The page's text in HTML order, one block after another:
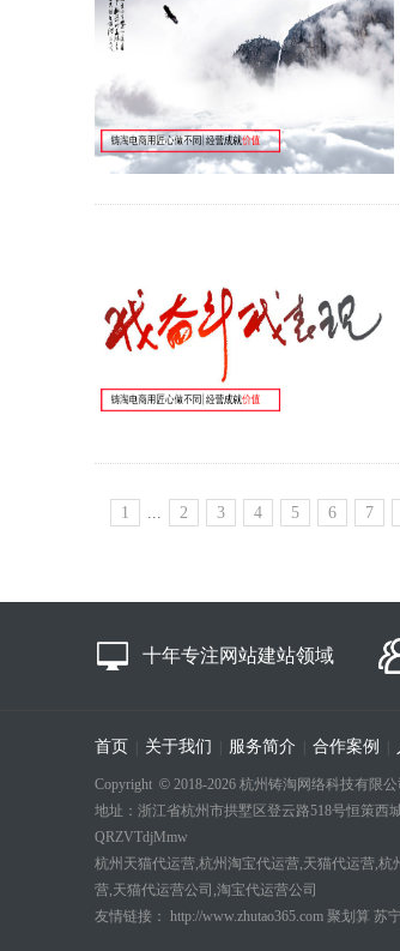
1
... 2 3 4 5 6 7
十年专注网站建站领域
首页 关于我们 服务简介 合作案例
Copyright © 2018-2026 杭州铸淘网络科技有限
地址：浙江省杭州市拱墅区登云路518号恒策西
QRZVTdjMmw
杭州天猫代运营,杭州淘宝代运营,天猫代运营,
营,天猫代运营公司,淘宝代运营公司
友情链接： http://www.zhutao365.com 聚划算 苏